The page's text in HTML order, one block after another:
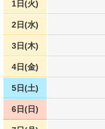
1日(火)
2日(水)
3日(木)
4日(金)
5日(土)
6日(日)